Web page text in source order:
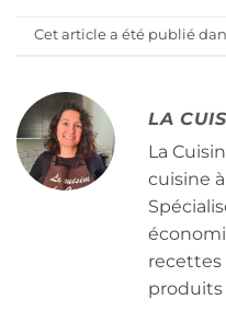
Cet article a été publié
LA
La
cuisine
recettes
produits